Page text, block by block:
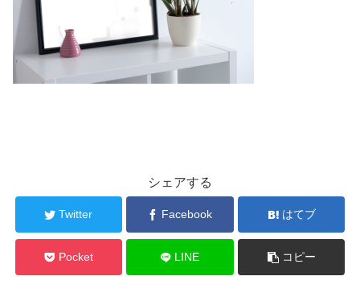
シェアする
Twitter Facebook はてブ
Pocket LINE コピー